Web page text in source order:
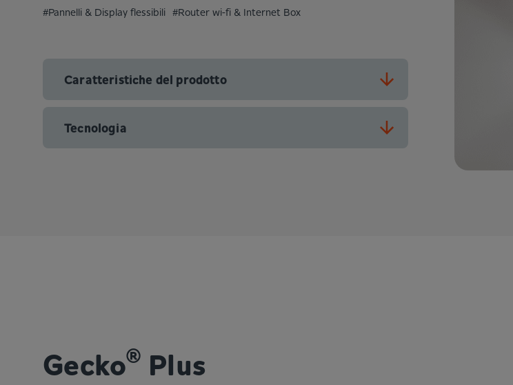
#Pannelli & Display flessibili #Router wi-fi & Internet Box
Caratteristiche del prodotto
Tecnologia
Gecko® Plus